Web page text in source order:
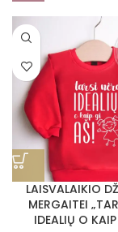
LAISVALAIKIO
MERGAITEI
IDEALIŲ O